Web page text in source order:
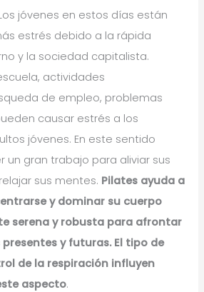
jóvenes en estos días están
estrés debido a la rápida
y la sociedad capitalista.
actividades
de empleo, problemas
causar estrés a los
jóvenes. En este sentido
un gran trabajo para aliviar sus
sus mentes. Pilates ayuda a
y dominar su cuerpo
serena y robusta para afrontar
y futuras. El tipo de
de la respiración influyen
aspecto.